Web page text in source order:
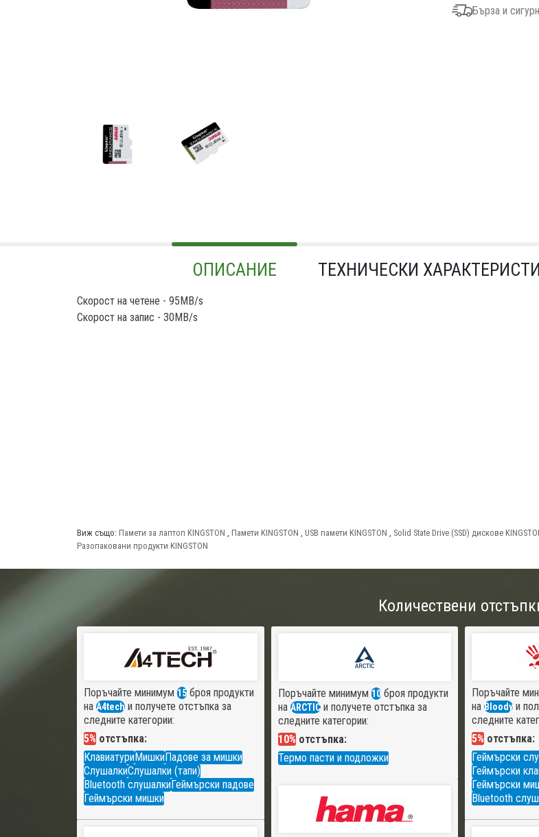
Бърза и
ОПИСАНИЕ ТЕХНИЧЕСКИ
Скорост на четене - 95MB/s
Скорост на запис - 30MB/s
Виж също: Памети за лаптоп KINGSTON Памети KINGSTON USB памети KINGSTON Solid State Drive (SSD) дискове
Разопаковани продукти KINGSTON
Количествени
Поръчайте минимум 15 броя продукти
на A4tech и получете отстъпка за
следните категории:
5% отстъпка:
КлавиатуриМишкиПадове за мишки
СлушалкиСлушалки (тапи)
Bluetooth слушалкиГеймърски падове
Геймърски мишки
Поръчайте минимум 10броя продукти
на ARCTICи получете отстъпка за
следните категории:
10% отстъпка:
Термо пасти и подложки
Поръчайте
на Bloody и
следните
5% отстъпка:
Геймърски
Геймърски
Геймърски
Bluetooth